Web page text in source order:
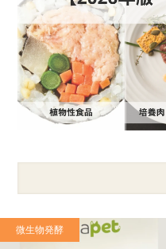
微生物発酵